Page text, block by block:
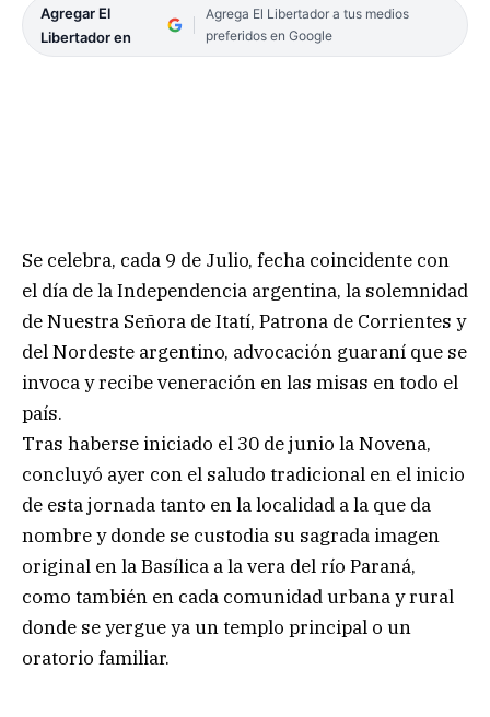
Agregar El
Libertador en
Agrega El Libertador a tus medios
preferidos en Google
Se celebra, cada 9 de Julio, fecha coincidente con
el día de la Independencia argentina, la solemnidad
de Nuestra Señora de Itatí, Patrona de Corrientes y
del Nordeste argentino, advocación guaraní que se
invoca y recibe veneración en las misas en todo el
país.
Tras haberse iniciado el 30 de junio la Novena,
concluyó ayer con el saludo tradicional en el inicio
de esta jornada tanto en la localidad a la que da
nombre y donde se custodia su sagrada imagen
original en la Basílica a la vera del río Paraná,
como también en cada comunidad urbana y rural
donde se yergue ya un templo principal o un
oratorio familiar.